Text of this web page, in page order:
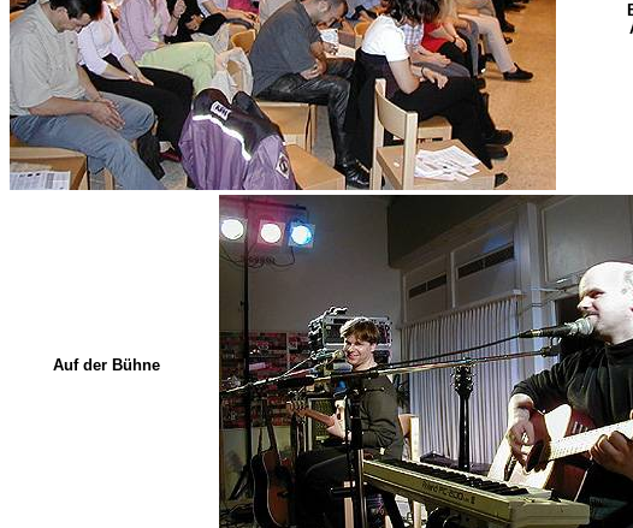
Auf der Bühne